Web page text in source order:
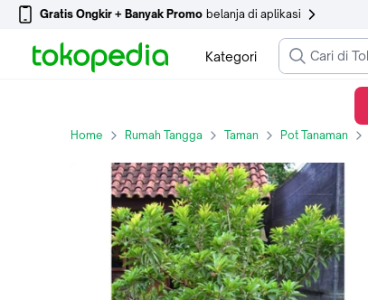
Gratis Ongkir + Banyak Promo belanja di aplikasi
Kategori
Home Rumah Tangga Taman Pot Tanaman